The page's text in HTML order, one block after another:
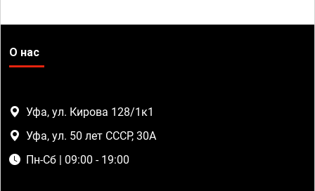
О нас
Уфа, ул. Кирова 128/1к1
Уфа, ул. 50 лет СССР, 30А
Пн-Сб | 09:00 - 19:00